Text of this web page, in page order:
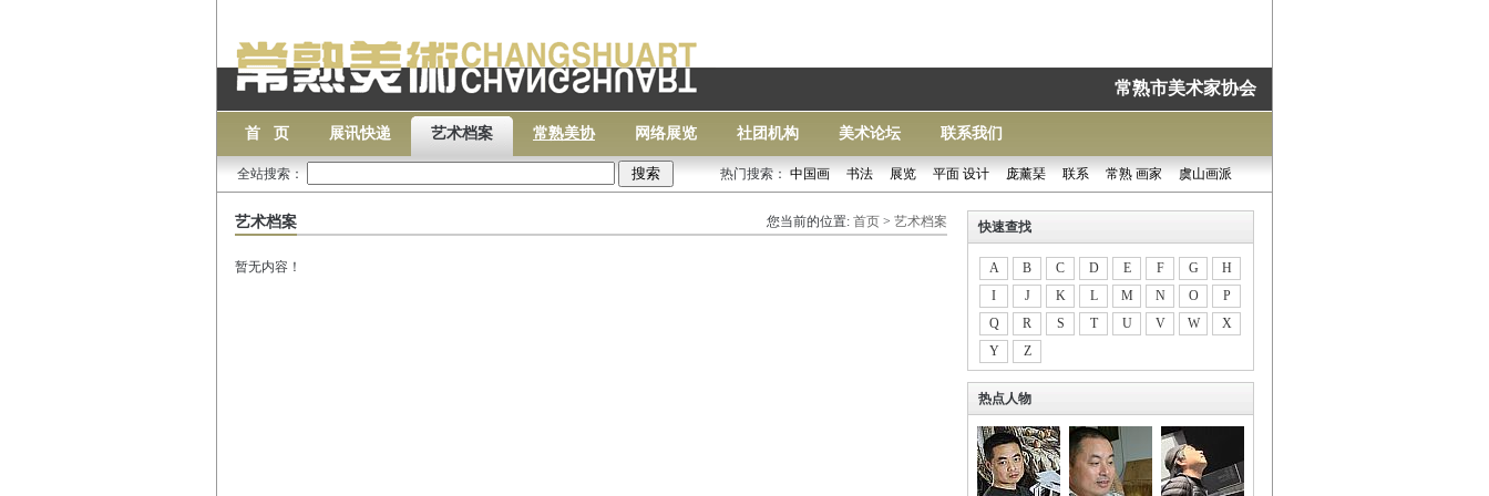
常熟市美术家协会
首 页 展讯快递 艺术档案 常熟美协 网络展览 社团机构 美术论坛 联系我们
全站搜索： 热门搜索： 中国画 书法 展览 平面 设计 庞薰琹 联系 常熟 画家 虞山画派
艺术档案 您当前的位置: 首页 > 艺术档案
暂无内容！
快速查找
A B C D E F G
H
I
J K L M N O
P
Q
R S T U V W
X
Y
Z
热点人物